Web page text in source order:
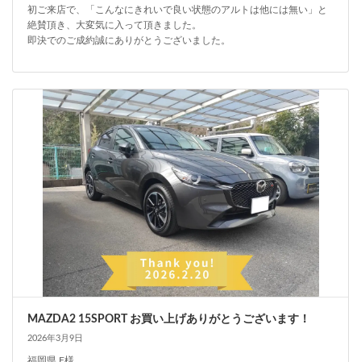
初ご来店で、「こんなにきれいで良い状態のアルトは他には無い」と
絶賛頂き、大変気に入って頂きました。
即決でのご成約誠にありがとうございました。
MAZDA2 15SPORT お買い上げありがとうございます！
2026年3月9日